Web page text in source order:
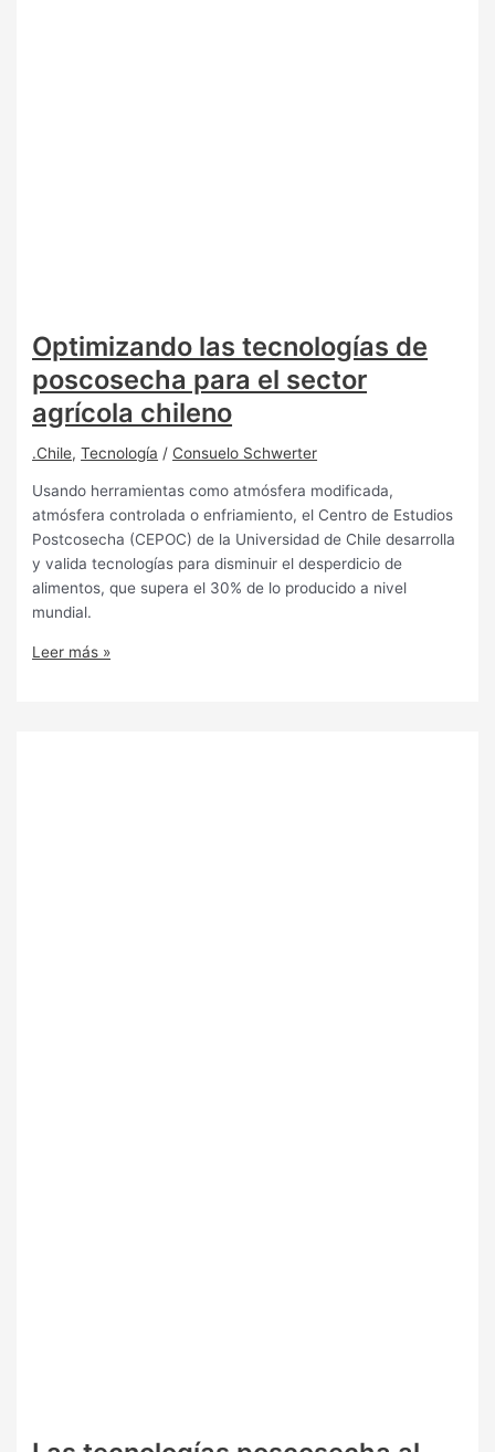
Optimizando las tecnologías de
poscosecha para el sector
agrícola chileno
.Chile,Tecnología / Consuelo Schwerter
Usando herramientas como atmósfera modificada,
atmósfera controlada o enfriamiento, el Centro de Estudios
Postcosecha (CEPOC) de la Universidad de Chile desarrolla
y valida tecnologías para disminuir el desperdicio de
alimentos, que supera el 30% de lo producido a nivel
mundial.
Leer más »